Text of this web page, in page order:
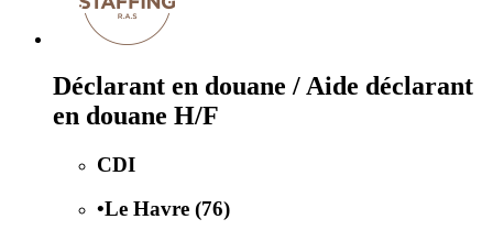
Déclarant en douane / Aide déclarant
en douane H/F
CDI
•Le Havre (76)